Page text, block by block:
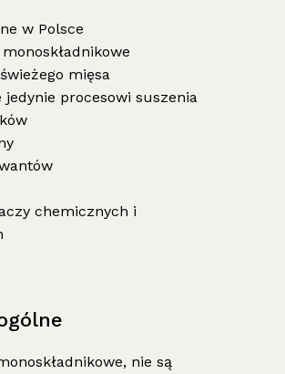
w Polsce
mięsa
jedynie procesowi suszenia
chemicznych i
nie są